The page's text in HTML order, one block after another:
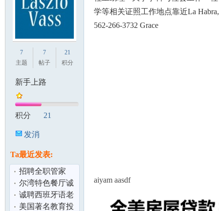
7
主题
7
帖子
21
积分
新手上路
积分 21
发消
Ta最近发表:
招聘全职管家
尔湾特色餐厅诚
聘
诚聘西班牙语老
师,Part time,3-6
美国著名教育投
学等相关证照工作地点靠近La
562-266-3732 Grace
aiyam aasdf